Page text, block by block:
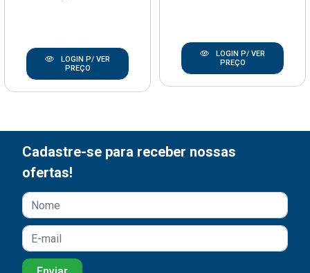
LOGIN P/ VER
PREÇO
LOGIN P/ VER
PREÇO
Cadastre-se para receber nossas
ofertas!